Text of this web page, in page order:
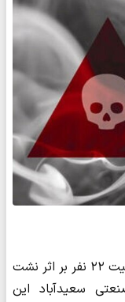
مدیر بهداشت و درمان گلپایگان از مسمومیت ۲۲ نفر بر اثر نشت
سعیدآباد این